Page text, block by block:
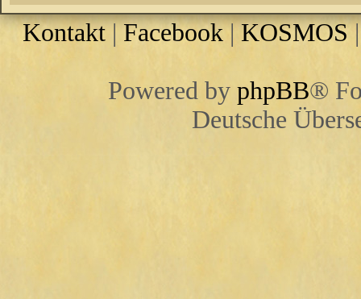
Kontakt | Facebook| KOSMOS
Powered by phpBB®
Deutsche